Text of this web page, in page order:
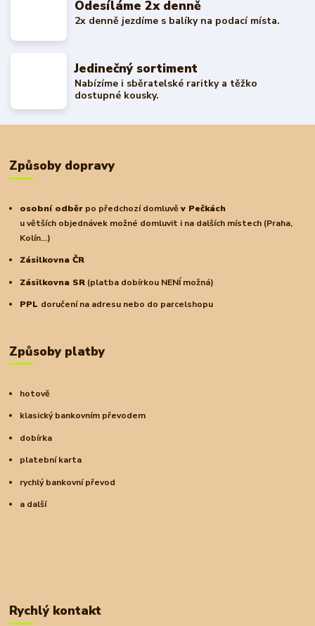
Odesíláme 2x denně
2x denně jezdíme s balíky na podací místa.
Jedinečný sortiment
Nabízíme i sběratelské raritky a těžko
dostupné kousky.
Způsoby dopravy
osobní odběr po předchozí domluvěv Pečkách
u větších objednávek možné domluvit i na dalších místech (Praha,
Kolín...)
Zásilkovna ČR
Zásilkovna SR (platba dobírkou NENÍ možná)
PPL doručení na adresu nebo do parcelshopu
Způsoby platby
hotově
klasický bankovním převodem
dobírka
platební karta
rychlý bankovní převod
a další
Rychlý kontakt